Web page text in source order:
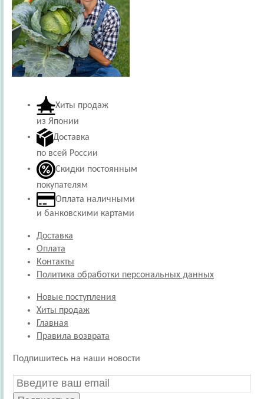
Хиты продаж
из Японии
Доставка
по всей России
Скидки постоянным
покупателям
Оплата наличными
и банковскими картами
Доставка
Оплата
Контакты
Политика обработки персональных данных
Новые поступления
Хиты продаж
Главная
Правила возврата
Подпишитесь на наши новости